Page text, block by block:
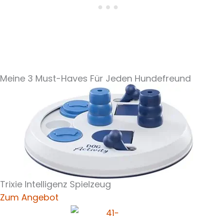
Meine 3 Must-Haves Für Jeden Hundefreund​
Trixie Intelligenz Spielzeug
Zum Angebot